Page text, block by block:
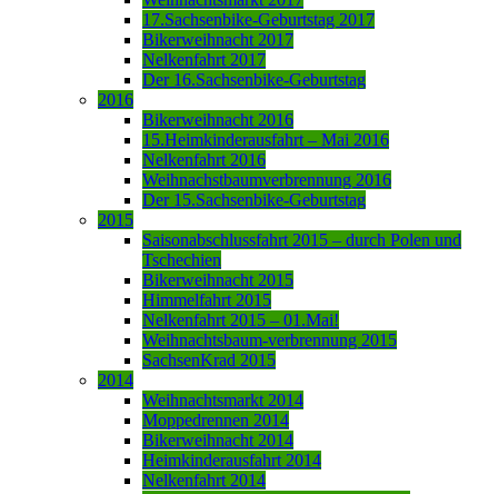
17.Sachsenbike-Geburtstag 2017
Bikerweihnacht 2017
Nelkenfahrt 2017
Der 16.Sachsenbike-Geburtstag
2016
Bikerweihnacht 2016
15.Heimkinderausfahrt – Mai 2016
Nelkenfahrt 2016
Weihnachstbaumverbrennung 2016
Der 15.Sachsenbike-Geburtstag
2015
Saisonabschlussfahrt 2015 – durch Polen und
Tschechien
Bikerweihnacht 2015
Himmelfahrt 2015
Nelkenfahrt 2015 – 01.Mai!
Weihnachtsbaum-verbrennung 2015
SachsenKrad 2015
2014
Weihnachtsmarkt 2014
Moppedrennen 2014
Bikerweihnacht 2014
Heimkinderausfahrt 2014
Nelkenfahrt 2014